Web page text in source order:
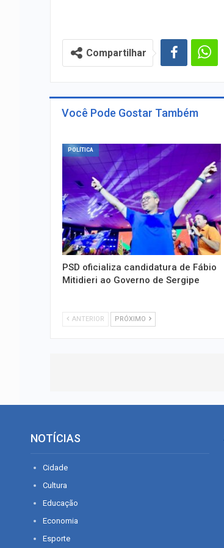
Compartilhar
Você Pode Gostar Também
POLÍTICA
PSD oficializa candidatura de Fábio
Mitidieri ao Governo de Sergipe
ANTERIOR PRÓXIMO
NOTÍCIAS
Cidade
Cultura
Educação
Economia
Esporte